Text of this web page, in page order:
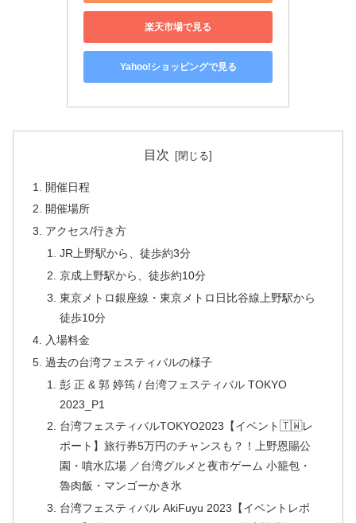
楽天市場で見る
Yahoo!ショッピングで見る
目次
開催日程
開催場所
アクセス/行き方
JR上野駅から、徒歩約3分
京成上野駅から、徒歩約10分
東京メトロ銀座線・東京メトロ日比谷線上野駅から
徒歩10分
入場料金
過去の台湾フェスティバルの様子
彭 正 & 郭 婷筠 / 台湾フェスティバル TOKYO
2023_P1
台湾フェスティバルTOKYO2023【イベント🇹🇼レ
ポート】旅行券5万円のチャンスも？！上野恩賜公
園・噴水広場 ／台湾グルメと夜市ゲーム 小籠包・
魯肉飯・マンゴーかき氷
台湾フェスティバル AkiFuyu 2023【イベントレポ